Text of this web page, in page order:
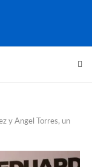
y Angel Torres, un